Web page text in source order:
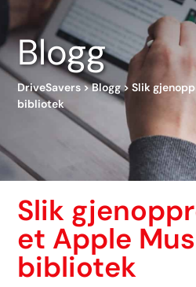
Blogg
DriveSavers>Blogg>Slik
bibliotek
Slik
et Apple
bibliotek